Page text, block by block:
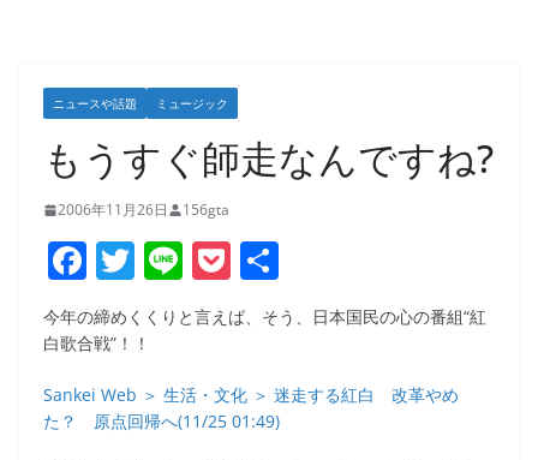
ニュースや話題 ミュージック
もうすぐ師走なんですね?
2006年11月26日 156gta
F
a
c
e
b
T
w
itt
er
Li
n
e
P
o
ck
et
有
今年の締めくくりと言えば、そう、日本国民の心の番組“紅
白歌合戦”！！
Sankei Web ＞ 生活・文化 ＞ 迷走する紅白 改革やめ
た？ 原点回帰へ(11/25 01:49)